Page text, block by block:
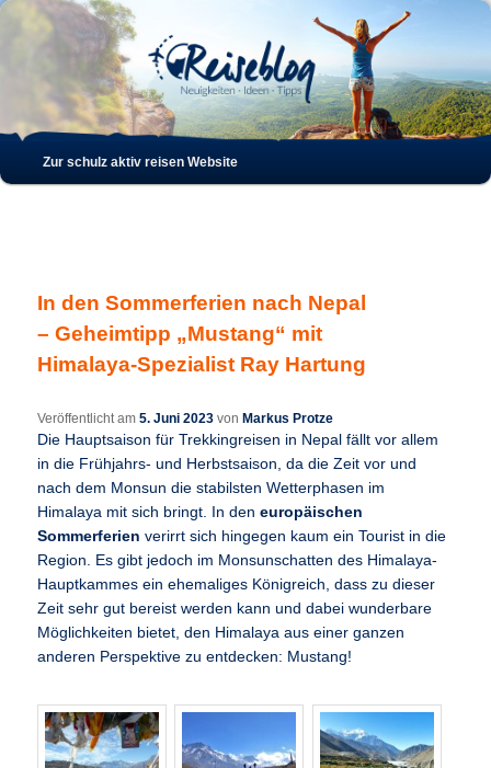
Hauptmenü
Zum
Zum
wechseln
Zur schulz aktiv reisen Website
In den Sommerferien nach Nepal
– Geheimtipp „Mustang“ mit
Himalaya-Spezialist Ray Hartung
Veröffentlicht am5. Juni 2023 vonMarkus Protze
Die Hauptsaison für Trekkingreisen in Nepal fällt vor allem
in die Frühjahrs- und Herbstsaison, da die Zeit vor und
nach dem Monsun die stabilsten Wetterphasen im
Himalaya mit sich bringt. In deneuropäischen
Sommerferien verirrt sich hingegen kaum ein Tourist in die
Region. Es gibt jedoch im Monsunschatten des Himalaya-
Hauptkammes ein ehemaliges Königreich, dass zu dieser
Zeit sehr gut bereist werden kann und dabei wunderbare
Möglichkeiten bietet, den Himalaya aus einer ganzen
anderen Perspektive zu entdecken: Mustang!